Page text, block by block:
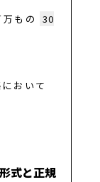
もの 30
おいて
式と正規